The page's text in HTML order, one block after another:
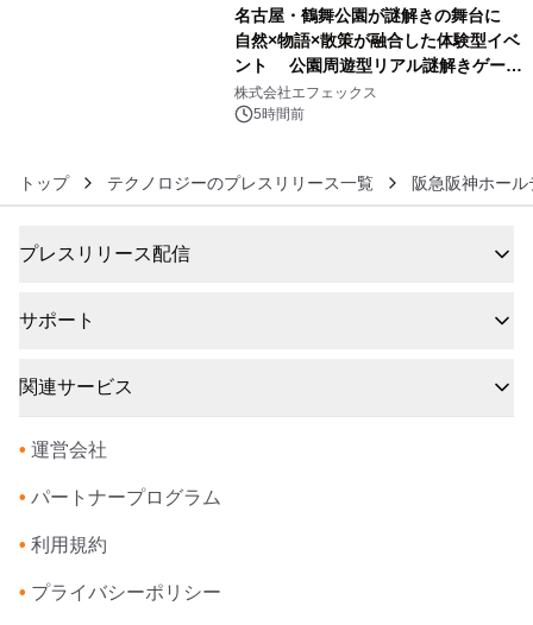
名古屋・鶴舞公園が謎解きの舞台に
自然×物語×散策が融合した体験型イベ
ント 公園周遊型リアル謎解きゲーム
「クローバーの国とトランプの魔法」
開催決定
株式会社エフェックス
5時間前
トップ テクノロジーのプレスリリース一覧 阪急阪神ホー
プレスリリース配信
サポート
関連サービス
• 運営会社
• パートナープログラム
• 利用規約
• プライバシーポリシー